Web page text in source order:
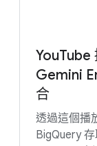
YouTube
Gemini
合
透過這個播
BigQuery